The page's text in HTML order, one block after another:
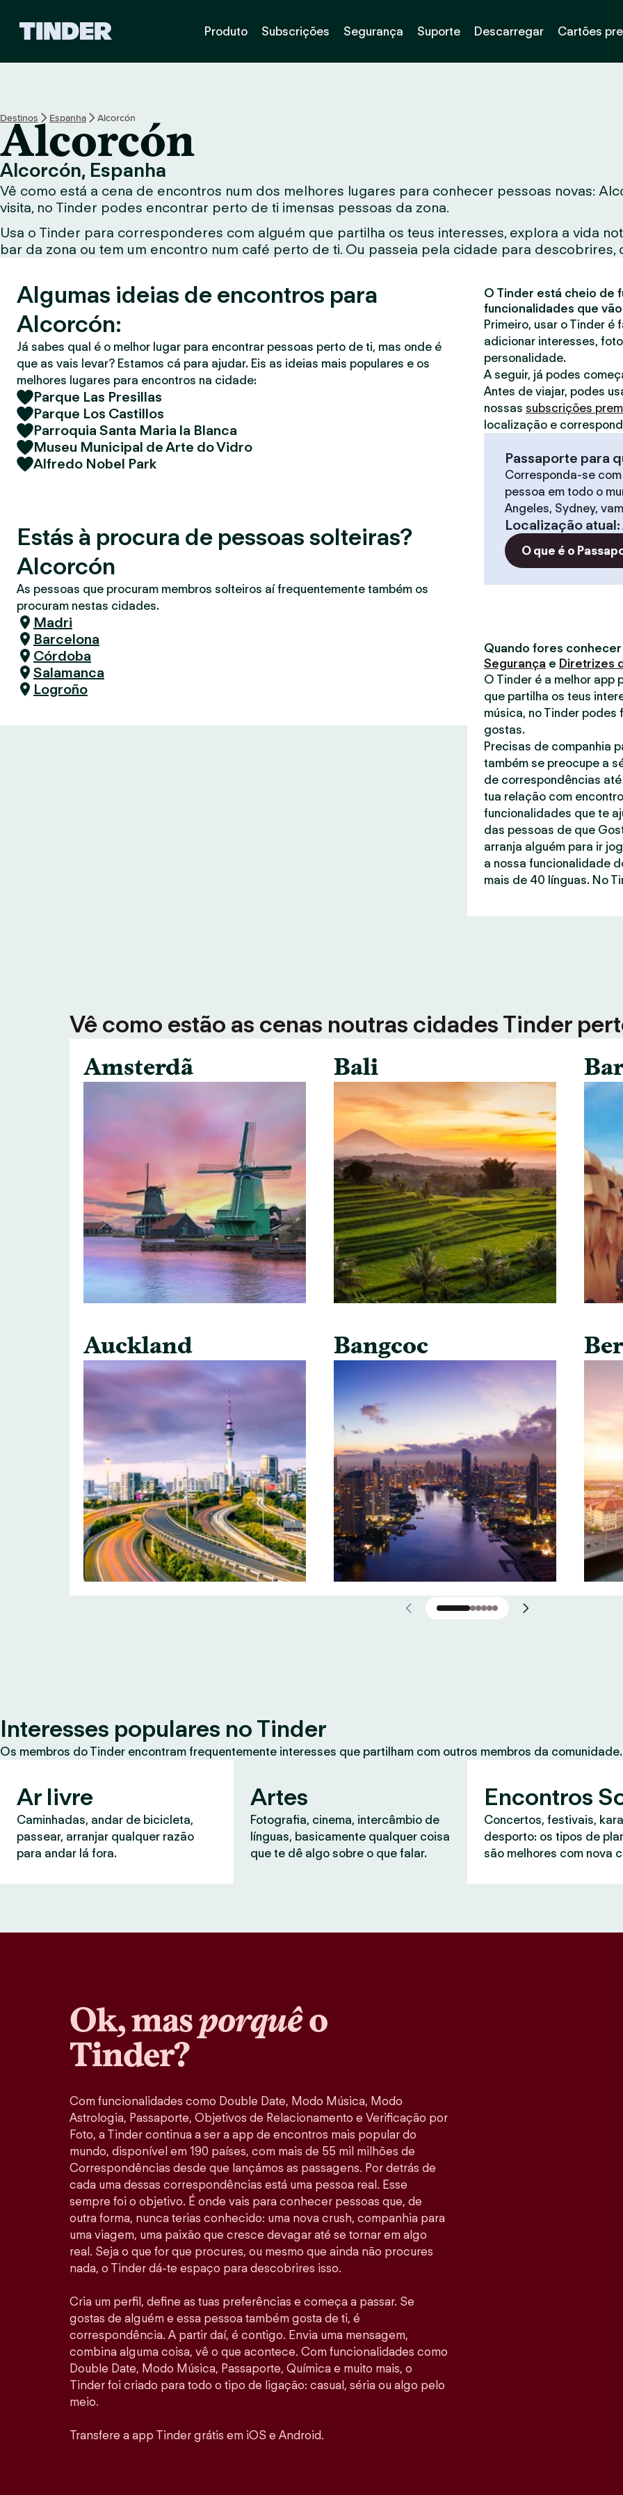
i
n
i
a
l
o
T
d
e
r
Produto Subscrições Segurança Suporte Descarregar Cartões
Destinos Espanha Alcorcón
Alcorcón
Alcorcón, Espanha
Vê como está a cena de encontros num dos melhores lugares para conhecer pessoas novas:
visita, no Tinder podes encontrar perto de ti imensas pessoas da zona.
Usa o Tinder para corresponderes com alguém que partilha os teus interesses, explora a vida
bar da zona ou tem um encontro num café perto de ti. Ou passeia pela cidade para
Algumas ideias de encontros para
Alcorcón:
Já sabes qual é o melhor lugar para encontrar pessoas perto de ti, mas onde é
que as vais levar? Estamos cá para ajudar. Eis as ideias mais populares e os
melhores lugares para encontros na cidade:
Parque Las Presillas
Parque Los Castillos
Parroquia Santa Maria la Blanca
Museu Municipal de Arte do Vidro
Alfredo Nobel Park
Estás à procura de pessoas solteiras?
Alcorcón
As pessoas que procuram membros solteiros aí frequentemente também os
procuram nestas cidades.
Madri
Barcelona
Córdoba
Salamanca
Logroño
O Tinder está cheio de
funcionalidades que
Primeiro, usar o Tinder é
adicionar interesses,
personalidade.
A seguir, já podes
Antes de viajar, podes
nossas subscrições
localização e
Passaporte para
Corresponda-se
pessoa em todo o
Angeles, Sydney,
Localização atual:
O que é o
Quando fores
Segurança e Diretrizes
O Tinder é a melhor app
que partilha os teus
música, no Tinder
gostas.
Precisas de companhia
também se preocupe a
de correspondências
tua relação com
funcionalidades que te
das pessoas de que
arranja alguém para ir
a nossa funcionalidade
mais de 40 línguas. No
Vê como estão as cenas noutras cidades Tinder
Amsterdã
Auckland
Bali
Bangcoc
Interesses populares no Tinder
Os membros do Tinder encontram frequentemente interesses que partilham com outros membros da
Ar livre
Caminhadas, andar de bicicleta,
passear, arranjar qualquer razão
para andar lá fora.
Artes
Fotografia, cinema, intercâmbio de
línguas, basicamente qualquer coisa
que te dê algo sobre o que falar.
Encontros
Concertos, festivais,
desporto: os tipos de
são melhores com nova
Ok, masporquêo
Tinder?
Com funcionalidades como Double Date, Modo Música, Modo
Astrologia, Passaporte, Objetivos de Relacionamento e Verificação por
Foto, a Tinder continua a ser a app de encontros mais popular do
mundo, disponível em 190 países, com mais de 55 mil milhões de
Correspondências desde que lançámos as passagens. Por detrás de
cada uma dessas correspondências está uma pessoa real. Esse
sempre foi o objetivo. É onde vais para conhecer pessoas que, de
outra forma, nunca terias conhecido: uma nova crush, companhia para
uma viagem, uma paixão que cresce devagar até se tornar em algo
real. Seja o que for que procures, ou mesmo que ainda não procures
nada, o Tinder dá-te espaço para descobrires isso.
Cria um perfil, define as tuas preferências e começa a passar. Se
gostas de alguém e essa pessoa também gosta de ti, é
correspondência. A partir daí, é contigo. Envia uma mensagem,
combina alguma coisa, vê o que acontece. Com funcionalidades como
Double Date, Modo Música, Passaporte, Química e muito mais, o
Tinder foi criado para todo o tipo de ligação: casual, séria ou algo pelo
meio.
Transfere a app Tinder grátis em iOS e Android.